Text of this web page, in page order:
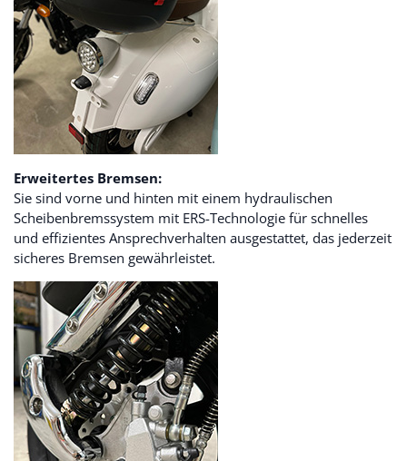
Erweitertes Bremsen:
Sie sind vorne und hinten mit einem hydraulischen
Scheibenbremssystem mit ERS-Technologie für schnelles
und effizientes Ansprechverhalten ausgestattet, das jederzeit
sicheres Bremsen gewährleistet.